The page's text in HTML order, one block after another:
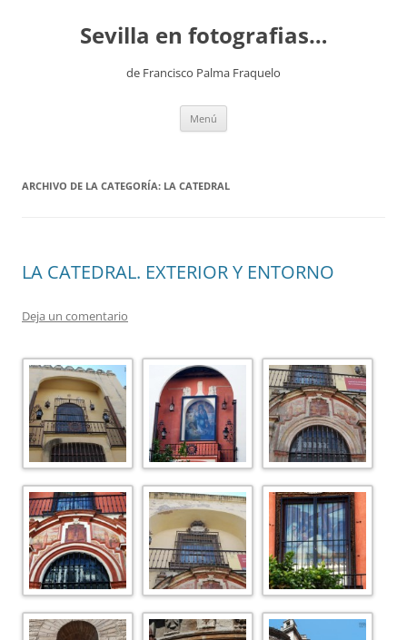
contenidoSevilla en fotografias…
de Francisco Palma Fraquelo
Menú
ARCHIVO DE LA CATEGORÍA: LA CATEDRAL
LA CATEDRAL. EXTERIOR Y ENTORNO
Deja un comentario